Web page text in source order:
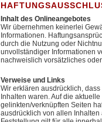
Inhalt des Onlineangebotes
Wir übernehmen keinerlei
Informationen.
durch die Nutzung oder
unvollständiger Informationen
nachweislich vorsätzliches
Verweise und Links
Wir erklären ausdrücklich,
Inhalten waren. Auf die
gelinkten/verknüpften Seiten
ausdrücklich von allen